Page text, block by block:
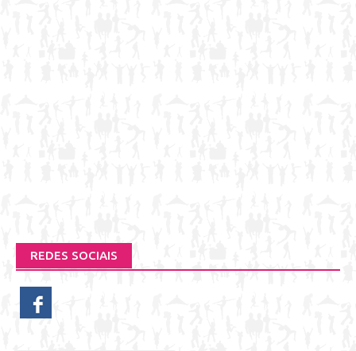
REDES SOCIAIS